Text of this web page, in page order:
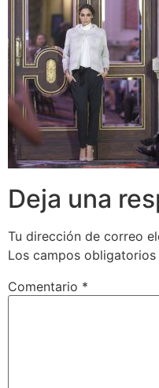
Deja una
Tu dirección de correo
Los campos
Comentario *